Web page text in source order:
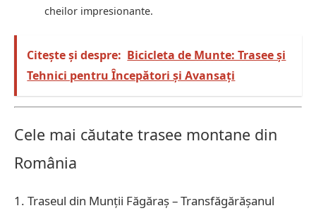
cheilor impresionante.
Citește și despre: Bicicleta de Munte: Trasee și
Tehnici pentru Începători și Avansați
Cele mai căutate trasee montane din
România
1. Traseul din Munții Făgăraș – Transfăgărășanul